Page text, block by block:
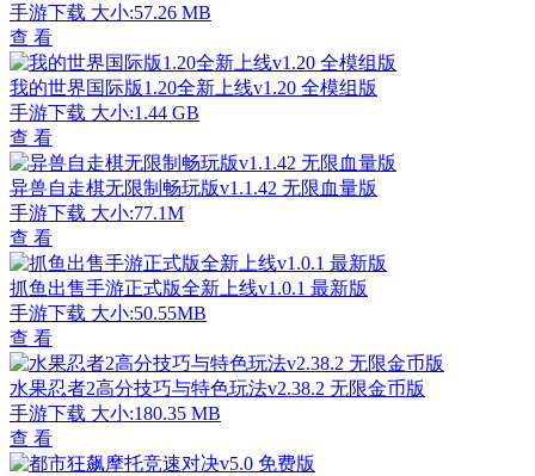
手游下载 大小:57.26 MB
查 看
我的世界国际版1.20全新上线v1.20 全模组版
手游下载 大小:1.44 GB
查 看
异兽自走棋无限制畅玩版v1.1.42 无限血量版
手游下载 大小:77.1M
查 看
抓鱼出售手游正式版全新上线v1.0.1 最新版
手游下载 大小:50.55MB
查 看
水果忍者2高分技巧与特色玩法v2.38.2 无限金币版
手游下载 大小:180.35 MB
查 看